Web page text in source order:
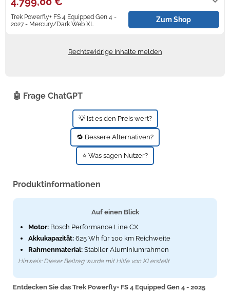
Zündkerzen
Navi Taschen
Powercaps
Winterreifen
Trek Powerfly+ FS 4 Equipped Gen 4 -
2027 - Mercury/Dark Web XL
Zum Shop
Rechtswidrige Inhalte melden
🤖 Frage ChatGPT
💡 Ist es den Preis wert?
🔁 Bessere Alternativen?
⭐ Was sagen Nutzer?
Produktinformationen
Auf einen Blick
Motor: Bosch Performance Line CX
Akkukapazität: 625 Wh für 100 km Reichweite
Rahmenmaterial: Stabiler Aluminiumrahmen
Hinweis: Dieser Beitrag wurde mit Hilfe von KI erstellt
Entdecken Sie das Trek Powerfly+ FS 4 Equipped Gen 4 - 2025